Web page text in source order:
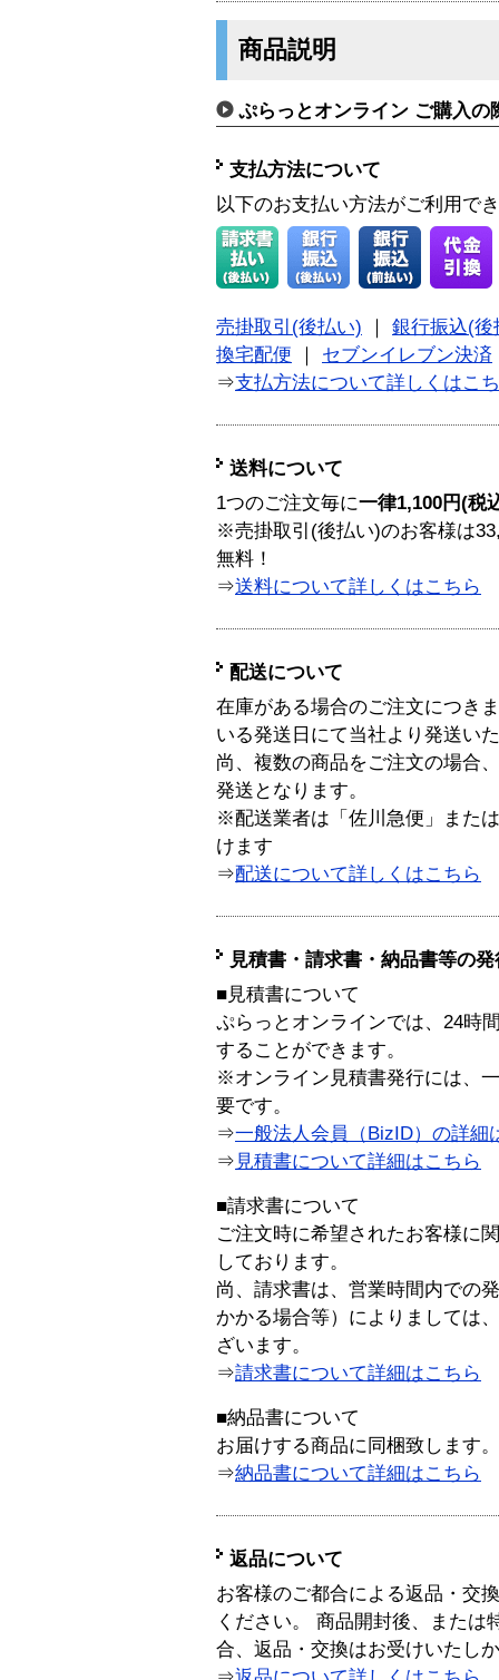
商品説明
ぷらっとオンライン ご購入の
支払方法について
以下のお支払い方法がご利用で
売掛取引(後払い)
銀行振込(後
換宅配便
セブンイレブン決済
⇒支払方法について詳しくはこ
送料について
1つのご注文毎に一律1,100円(税
※売掛取引(後払い)のお客様は
無料！
⇒送料について詳しくはこちら
配送について
在庫がある場合のご注文につき
いる発送日にて当社より発送い
尚、複数の商品をご注文の場合
発送となります。
※配送業者は「佐川急便」また
けます
⇒配送について詳しくはこちら
見積書・請求書・納品書等の
■見積書について
ぷらっとオンラインでは、24時
することができます。
※オンライン見積書発行には、
要です。
⇒一般法人会員（BizID）の詳細
⇒ 見積書について詳細はこちら
■請求書について
ご注文時に希望されたお客様に
しております。
尚、請求書は、営業時間内での
かかる場合等）によりましては
ざいます。
⇒請求書について詳細はこちら
■納品書について
お届けする商品に同梱致します。
⇒納品書について詳細はこちら
返品について
お客様のご都合による返品・交
ください。 商品開封後、または
合、返品・交換はお受けいたし